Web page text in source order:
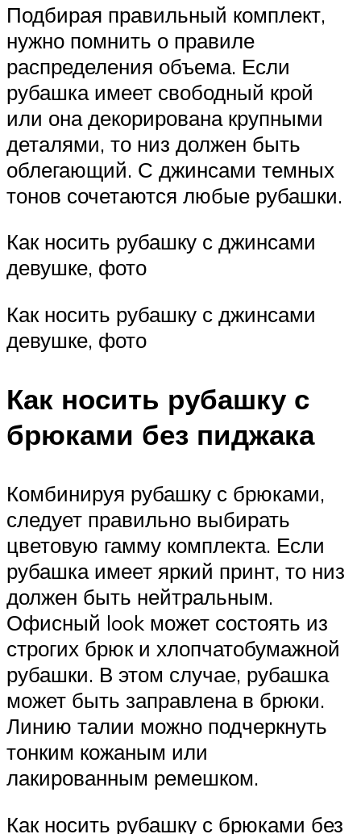
Подбирая правильный комплект,
нужно помнить о правиле
распределения объема. Если
рубашка имеет свободный крой
или она декорирована крупными
деталями, то низ должен быть
облегающий. С джинсами темных
тонов сочетаются любые рубашки.
Как носить рубашку с джинсами
девушке, фото
Как носить рубашку с джинсами
девушке, фото
Как носить рубашку с
брюками без пиджака
Комбинируя рубашку с брюками,
следует правильно выбирать
цветовую гамму комплекта. Если
рубашка имеет яркий принт, то низ
должен быть нейтральным.
Офисный look может состоять из
строгих брюк и хлопчатобумажной
рубашки. В этом случае, рубашка
может быть заправлена в брюки.
Линию талии можно подчеркнуть
тонким кожаным или
лакированным ремешком.
Как носить рубашку с брюками без